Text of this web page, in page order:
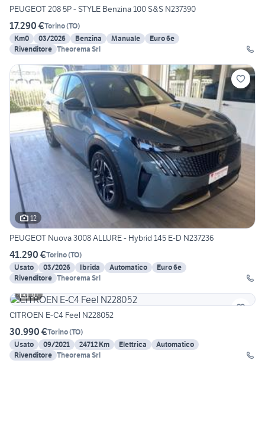
PEUGEOT 208 5P - STYLE Benzina 100 S&S N237390
17.290 €Torino(TO)
Km0
03/2026 Benzina Manuale
Euro 6e
Rivenditore Theorema Srl
12
PEUGEOT Nuova 3008 ALLURE - Hybrid 145 E-D N237236
41.290 €Torino(TO)
Usato
03/2026 Ibrida Automatico
Euro 6e
Rivenditore Theorema Srl
30
CITROEN E-C4 Feel N228052
30.990 €Torino(TO)
Usato
09/2021 24712 Km Elettrica
Automatico
Rivenditore Theorema Srl